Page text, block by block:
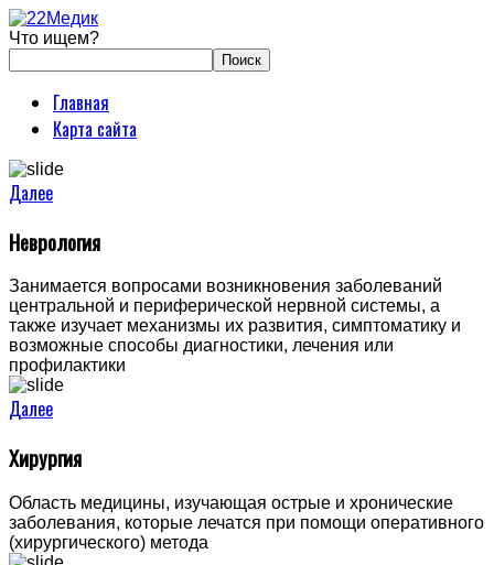
Что ищем?
Главная
Карта сайта
Далее
Неврология
Занимается вопросами возникновения заболеваний
центральной и периферической нервной системы, а
также изучает механизмы их развития, симптоматику и
возможные способы диагностики, лечения или
профилактики
Далее
Хирургия
Область медицины, изучающая острые и хронические
заболевания, которые лечатся при помощи оперативного
(хирургического) метода